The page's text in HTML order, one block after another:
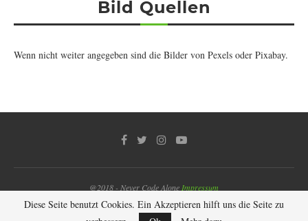
Bild Quellen
Wenn nicht weiter angegeben sind die Bilder von Pexels oder Pixabay.
@2018 - Never Code Alone Impressum
NACH OBEN
Diese Seite benutzt Cookies. Ein Akzeptieren hilft uns die Seite zu